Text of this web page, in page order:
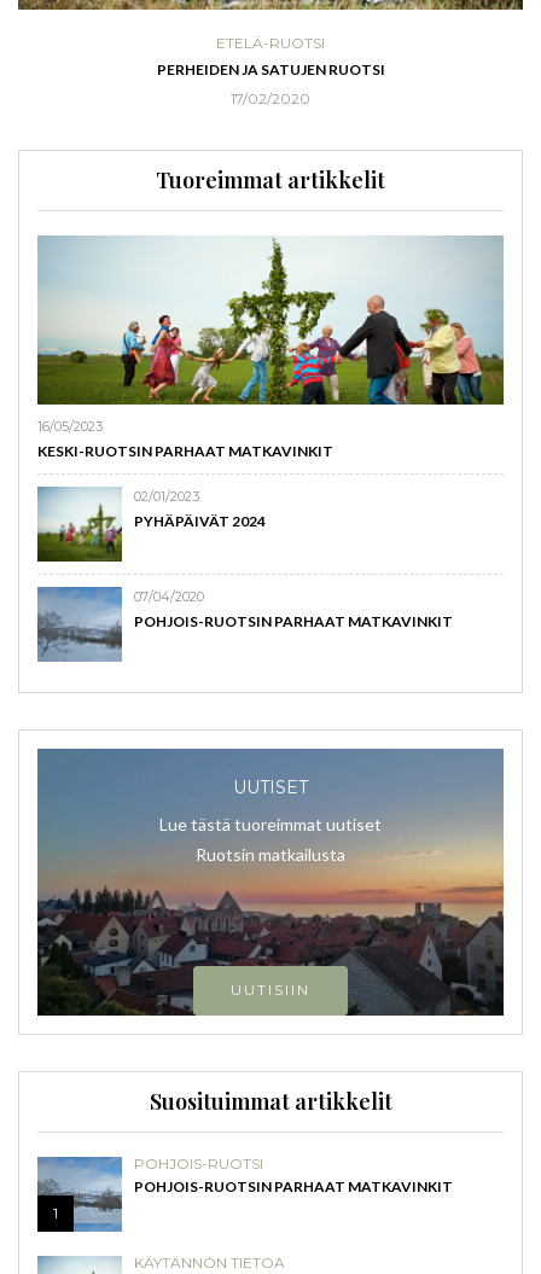
ETELÄ-RUOTSI
PERHEIDEN JA SATUJEN RUOTSI
17/02/2020
Tuoreimmat artikkelit
16/05/2023
KESKI-RUOTSIN PARHAAT MATKAVINKIT
02/01/2023
PYHÄPÄIVÄT 2024
07/04/2020
POHJOIS-RUOTSIN PARHAAT MATKAVINKIT
UUTISET
Lue tästä tuoreimmat uutiset
Ruotsin matkailusta
UUTISIIN
Suosituimmat artikkelit
1
POHJOIS-RUOTSI
POHJOIS-RUOTSIN PARHAAT MATKAVINKIT
KÄYTÄNNÖN TIETOA